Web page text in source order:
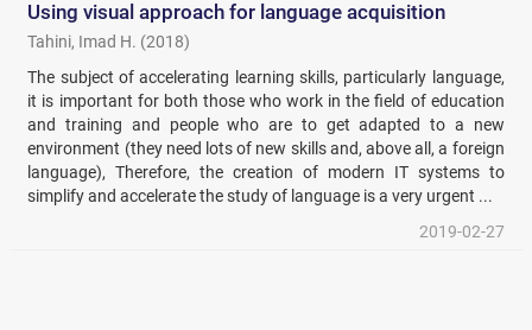
Using visual approach for language acquisition
Tahini, Imad H. (2018)
The subject of accelerating learning skills, particularly language,
it is important for both those who work in the field of education
and training and people who are to get adapted to a new
environment (they need lots of new skills and, above all, a foreign
language), Therefore, the creation of modern IT systems to
simplify and accelerate the study of language is a very urgent ...
2019-02-27